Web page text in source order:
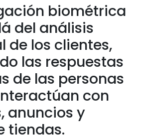
biométrica
del análisis
de los clientes,
las respuestas
de las personas
con
anuncios y
tiendas.